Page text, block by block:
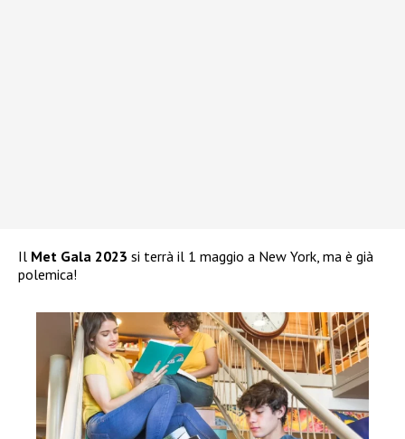
Il Met Gala 2023 si terrà il 1 maggio a New York, ma è già
polemica!